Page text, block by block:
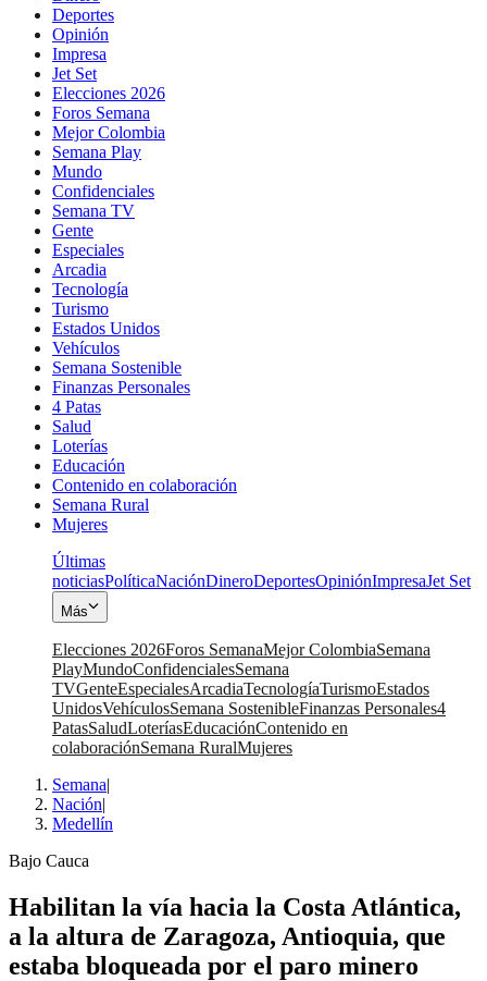
Deportes
Opinión
Impresa
Jet Set
Elecciones 2026
Foros Semana
Mejor Colombia
Semana Play
Mundo
Confidenciales
Semana TV
Gente
Especiales
Arcadia
Tecnología
Turismo
Estados Unidos
Vehículos
Semana Sostenible
Finanzas Personales
4 Patas
Salud
Loterías
Educación
Contenido en colaboración
Semana Rural
Mujeres
Últimas
noticiasPolíticaNaciónDineroDeportesOpiniónImpresaJet Set
Más
Elecciones 2026Foros SemanaMejor ColombiaSemana
PlayMundoConfidencialesSemana
TVGenteEspecialesArcadiaTecnologíaTurismoEstados
UnidosVehículosSemana SostenibleFinanzas Personales4
PatasSaludLoteríasEducaciónContenido en
colaboraciónSemana RuralMujeres
Semana|
Nación|
Medellín
Bajo Cauca
Habilitan la vía hacia la Costa Atlántica,
a la altura de Zaragoza, Antioquia, que
estaba bloqueada por el paro minero